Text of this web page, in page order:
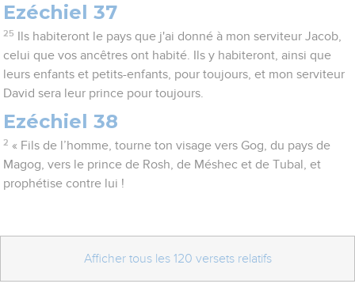
Ezéchiel 37
25
Ils habiteront le pays que j'ai donné à mon serviteur Jacob,
celui que vos ancêtres ont habité. Ils y habiteront, ainsi que
leurs enfants et petits-enfants, pour toujours, et mon serviteur
David sera leur prince pour toujours.
Ezéchiel 38
2 « Fils de l’homme, tourne ton visage vers Gog, du pays de
Magog, vers le prince de Rosh, de Méshec et de Tubal, et
prophétise contre lui !
Afficher tous les 120 versets relatifs